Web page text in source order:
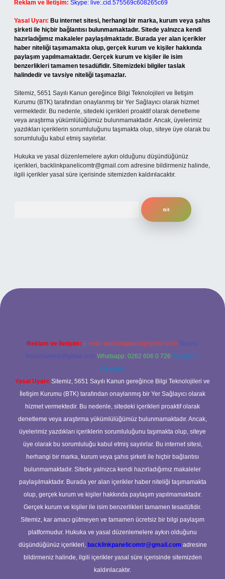
Reklam ve İletişim: Skype: live:.cid.575569c608265c69
Yasal Uyarı: Bu internet sitesi, herhangi bir marka, kurum veya şahıs
şirketi ile hiçbir bağlantısı bulunmamaktadır. Sitede yalnızca kendi
hazırladığımız makaleler paylaşılmaktadır. Burada yer alan içerikler
haber niteliği taşımamakta olup, gerçek kurum ve kişiler hakkında
paylaşım yapılmamaktadır. Gerçek kurum ve kişiler ile isim
benzerlikleri tamamen tesadüfidir. Sitemizdeki bilgiler taslak
halindedir ve tavsiye niteliği taşımazlar.
Sitemiz, 5651 Sayılı Kanun gereğince Bilgi Teknolojileri ve İletişim
Kurumu (BTK) tarafından onaylanmış bir Yer Sağlayıcı olarak hizmet
vermektedir. Bu nedenle, sitedeki içerikleri proaktif olarak denetleme
veya araştırma yükümlülüğümüz bulunmamaktadır. Ancak, üyelerimiz
yazdıkları içeriklerin sorumluluğunu taşımakta olup, siteye üye olarak bu
sorumluluğu kabul etmiş sayılırlar.
Hukuka ve yasal düzenlemelere aykırı olduğunu düşündüğünüz
içerikleri, backlinkpanelicomtr@gmail.com adresine bildirmeniz halinde,
ilgili içerikler yasal süre içerisinde sitemizden kaldırılacaktır.
giriş
Reklam ve İletişim: E-mail: backlinkpaneli@gmail.com Teams:
forumhizmeti@gmail.com Whatsapp: 0262 606 0 726 Telegram:
@karabul
Yasal Uyarı: Sitemiz, 5651 Sayılı Kanun gereğince Bilgi Teknolojileri ve
İletişim Kurumu (BTK) tarafından onaylanmış bir Yer Sağlayıcı olarak
hizmet vermektedir. Bu nedenle, sitedeki içerikleri proaktif olarak
denetleme veya araştırma yükümlülüğümüz bulunmamaktadır. Ancak,
üyelerimiz yazdıkları içeriklerin sorumluluğunu taşımakta olup, siteye
üye olarak bu sorumluluğu kabul etmiş sayılırlar. Bu internet sitesi,
herhangi bir marka, kurum veya şahıs şirketi ile hiçbir bağlantısı
bulunmamaktadır. Sitede yalnızca kendi hazırladığımız makaleler
paylaşılmaktadır. Burada yer alan içerikler haber niteliği taşımamakta
olup, gerçek kurum ve kişiler hakkında paylaşım yapılmamaktadır.
Gerçek kurum ve kişiler ile isim benzerlikleri tamamen tesadüfidir.
Sitemiz, kar amacı gütmeyen ve tamamen ücretsiz bir bilgi paylaşım
platformudur. Hukuka ve yasal düzenlemelere aykırı olduğunu
düşündüğünüz içerikleri, backlinkpanelicomtr@gmail.com adresine
bildirmeniz halinde, ilgili içerikler yasal süre içerisinde sitemizden
kaldırılacaktır.